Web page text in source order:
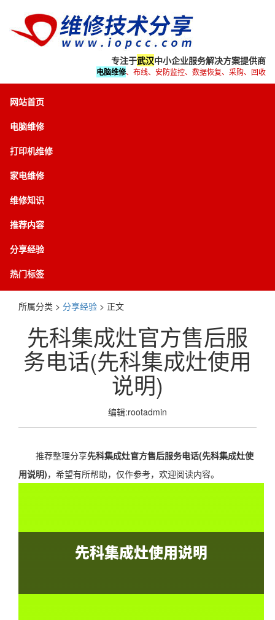
专注于武汉中小企业服务解决方案提供商
电脑维修、布线、安防监控、数据恢复、采购、回收
网站首页
电脑维修
打印机维修
家电维修
维修知识
推荐内容
分享经验
热门标签
所属分类 > 分享经验 > 正文
先科集成灶官方售后服
务电话(先科集成灶使用
说明)
编辑:rootadmin
推荐整理分享先科集成灶官方售后服务电话(先科集成灶使
用说明)，希望有所帮助，仅作参考，欢迎阅读内容。